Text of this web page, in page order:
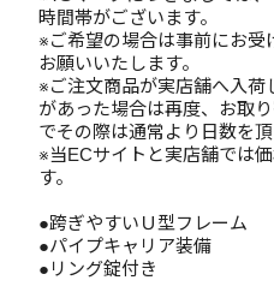
時間帯がございます。
※ご希望の場合は事前にお受
お願いいたします。
※ご注文商品が実店舗へ入荷
があった場合は再度、お取
でその際は通常より日数を
※当ECサイトと実店舗では
す。
●跨ぎやすいＵ型フレーム
●パイプキャリア装備
●リング錠付き